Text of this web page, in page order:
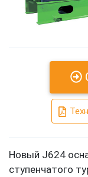
Новый J624
ступенчатого